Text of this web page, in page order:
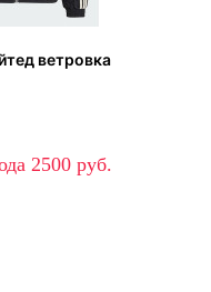
ветровка
2500